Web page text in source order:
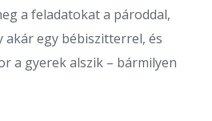
a feladatokat a pároddal,
akár egy bébiszitterrel, és
a gyerek alszik – bármilyen